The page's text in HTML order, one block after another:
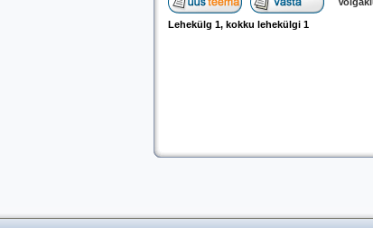
Lehekülg 1, kokku lehekülgi 1